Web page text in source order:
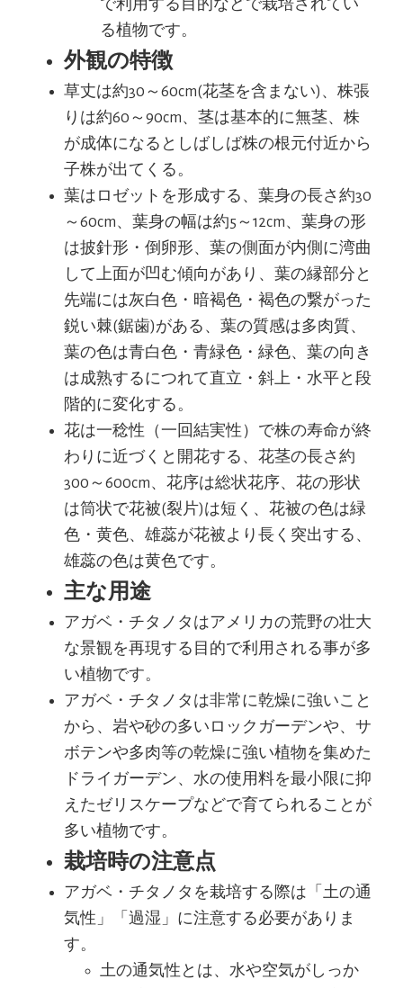
で利用する目的などで栽培されてい
る植物です。
外観の特徴
草丈は約30～60cm(花茎を含まない)、株張
りは約60～90cm、茎は基本的に無茎、株
が成体になるとしばしば株の根元付近から
子株が出てくる。
葉はロゼットを形成する、葉身の長さ約30
～60cm、葉身の幅は約5～12cm、葉身の形
は披針形・倒卵形、葉の側面が内側に湾曲
して上面が凹む傾向があり、葉の縁部分と
先端には灰白色・暗褐色・褐色の繋がった
鋭い棘(鋸歯)がある、葉の質感は多肉質、
葉の色は青白色・青緑色・緑色、葉の向き
は成熟するにつれて直立・斜上・水平と段
階的に変化する。
花は一稔性（一回結実性）で株の寿命が終
わりに近づくと開花する、花茎の長さ約
300～600cm、花序は総状花序、花の形状
は筒状で花被(裂片)は短く、花被の色は緑
色・黄色、雄蕊が花被より長く突出する、
雄蕊の色は黄色です。
主な用途
アガベ・チタノタはアメリカの荒野の壮大
な景観を再現する目的で利用される事が多
い植物です。
アガベ・チタノタは非常に乾燥に強いこと
から、岩や砂の多いロックガーデンや、サ
ボテンや多肉等の乾燥に強い植物を集めた
ドライガーデン、水の使用料を最小限に抑
えたゼリスケープなどで育てられることが
多い植物です。
栽培時の注意点
アガベ・チタノタを栽培する際は「土の通
気性」「過湿」に注意する必要がありま
す。
土の通気性とは、水や空気がしっか